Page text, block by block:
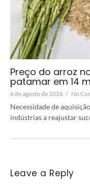
Preço do arroz
patamar em 14
6 de agosto de 2026 / No
Necessidade de
indústrias a reajustar
Leave a Reply